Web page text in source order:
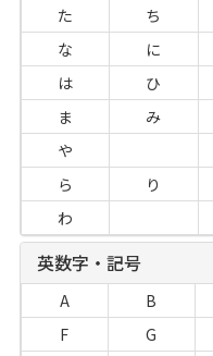
た
ち
な
に
は
ひ
ま
み
や
ら
り
わ
英数字・記号
A B
F
G